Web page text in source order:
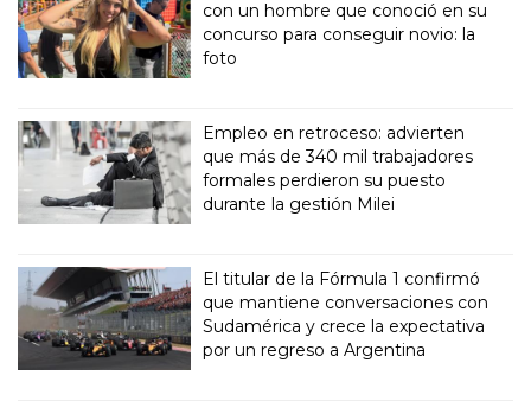
con un hombre que conoció en su
concurso para conseguir novio: la
foto
Empleo en retroceso: advierten
que más de 340 mil trabajadores
formales perdieron su puesto
durante la gestión Milei
El titular de la Fórmula 1 confirmó
que mantiene conversaciones con
Sudamérica y crece la expectativa
por un regreso a Argentina